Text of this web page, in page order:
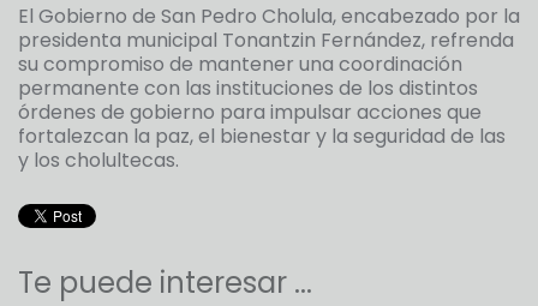
El Gobierno de San Pedro Cholula, encabezado por la
presidenta municipal Tonantzin Fernández, refrenda
su compromiso de mantener una coordinación
permanente con las instituciones de los distintos
órdenes de gobierno para impulsar acciones que
fortalezcan la paz, el bienestar y la seguridad de las
y los cholultecas.
Te puede interesar ...